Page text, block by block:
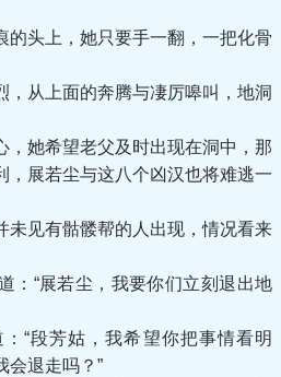
头上，她只要手一翻，一把化骨
从上面的奔腾与凄厉嗥叫，地洞
她希望老父及时出现在洞中，那
，展若尘与这八个凶汉也将难逃一
见有骷髅帮的人出现，情况看来
“展若尘，我要你们立刻退出地
段芳姑，我希望你把事情看明
会退走吗？”